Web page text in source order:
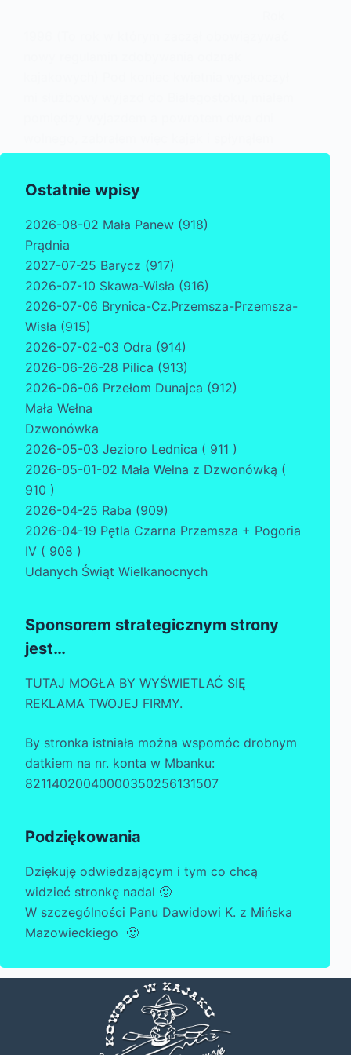
sobie Supraśl z kawałkiem Narwi.…
Ostatnie wpisy
2026-08-02 Mała Panew (918)
Prądnia
2027-07-25 Barycz (917)
2026-07-10 Skawa-Wisła (916)
2026-07-06 Brynica-Cz.Przemsza-Przemsza-
Wisła (915)
2026-07-02-03 Odra (914)
2026-06-26-28 Pilica (913)
2026-06-06 Przełom Dunajca (912)
Mała Wełna
Dzwonówka
2026-05-03 Jezioro Lednica ( 911 )
2026-05-01-02 Mała Wełna z Dzwonówką (
910 )
2026-04-25 Raba (909)
2026-04-19 Pętla Czarna Przemsza + Pogoria
IV ( 908 )
Udanych Świąt Wielkanocnych
Sponsorem strategicznym strony
jest…
TUTAJ MOGŁA BY WYŚWIETLAĆ SIĘ
REKLAMA TWOJEJ FIRMY.
By stronka istniała można wspomóc drobnym
datkiem na nr. konta w Mbanku:
82114020040000350256131507
Podziękowania
Dziękuję odwiedzającym i tym co chcą
widzieć stronkę nadal 🙂
W szczególności Panu Dawidowi K. z Mińska
Mazowieckiego 🙂